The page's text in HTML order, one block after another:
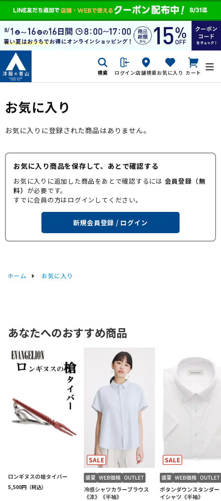
検索 ログイン店舗検索お気に入り カート
お気に入り
お気に入りに登録された商品はありません。
お気に入り商品を保存して、あとで確認する
お気に入りに追加した商品をあとで確認するには 会員登録（無
料） が必要です。
すでに会員の方はログインしてください。
新規会員登録 / ログイン
ホーム お気に入り